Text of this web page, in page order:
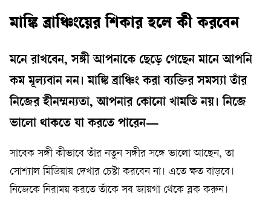
মাঙ্কি ব্রাঞ্চিংয়ের শিকার হলে কী করবেন
মনে রাখবেন, সঙ্গী আপনাকে ছেড়ে গেছেন মানে আপনি
কম মূল্যবান নন। মাঙ্কি ব্রাঞ্চিং করা ব্যক্তির সমস্যা তাঁর
নিজের হীনম্মন্যতা, আপনার কোনো খামতি নয়। নিজে
ভালো থাকতে যা করতে পারেন—
সাবেক সঙ্গী কীভাবে তাঁর নতুন সঙ্গীর সঙ্গে ভালো আছেন, তা
সোশ্যাল মিডিয়ায় দেখার চেষ্টা করবেন না। এতে ক্ষত বাড়বে।
নিজেকে নিরাময় করতে তাঁকে সব জায়গা থেকে ব্লক করুন।